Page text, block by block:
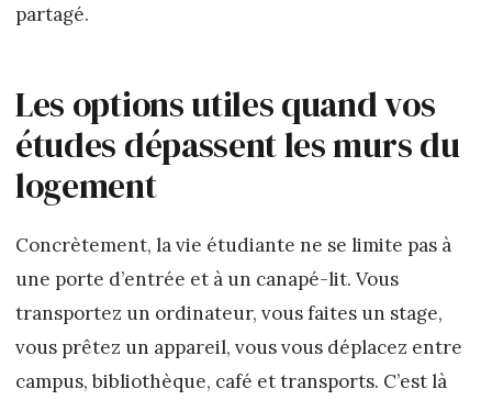
partagé.
Les options utiles quand vos
études dépassent les murs du
logement
Concrètement, la vie étudiante ne se limite pas à
une porte d’entrée et à un canapé-lit. Vous
transportez un ordinateur, vous faites un stage,
vous prêtez un appareil, vous vous déplacez entre
campus, bibliothèque, café et transports. C’est là